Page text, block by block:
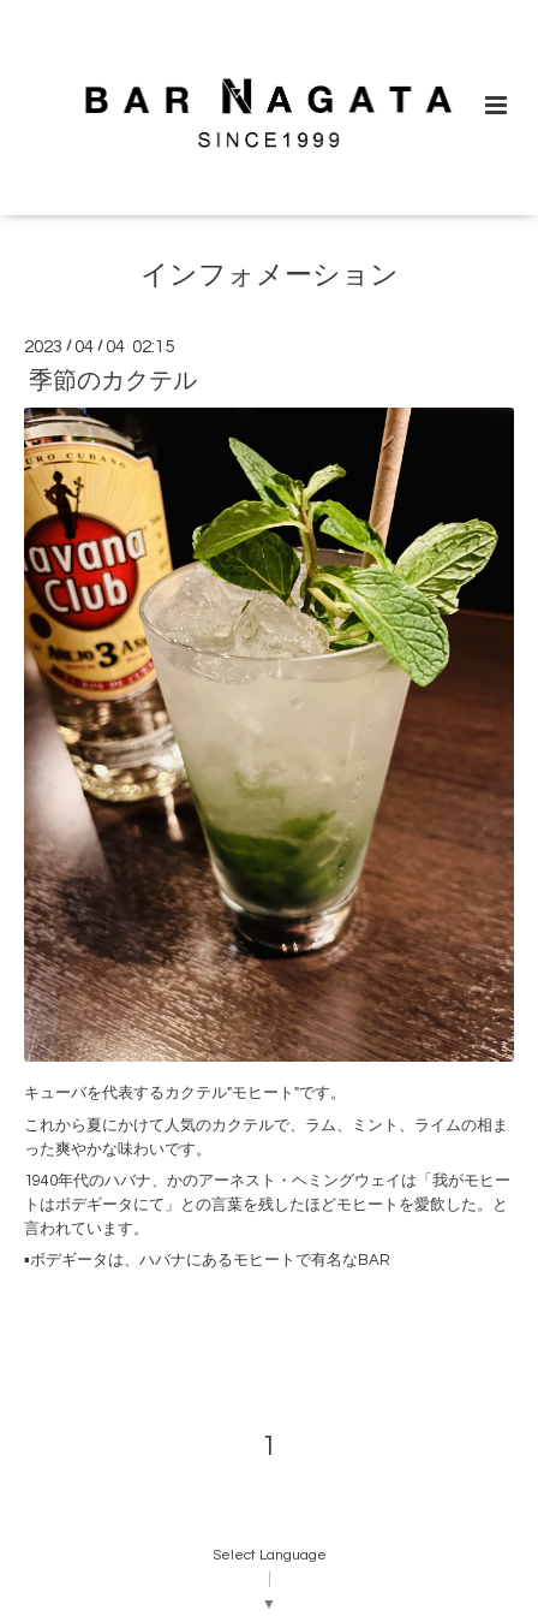
インフォメーション
2023 /04 /04 02:15
季節のカクテル
キューバを代表するカクテル"モヒート"です。
これから夏にかけて人気のカクテルで、ラム、ミント、ライムの相ま
った爽やかな味わいです。
1940年代のハバナ、かのアーネスト・ヘミングウェイは「我がモヒー
トはボデギータにて」との言葉を残したほどモヒートを愛飲した。と
言われています。
▪️ボデギータは、ハバナにあるモヒートで有名なBAR
1
Select Language
▼